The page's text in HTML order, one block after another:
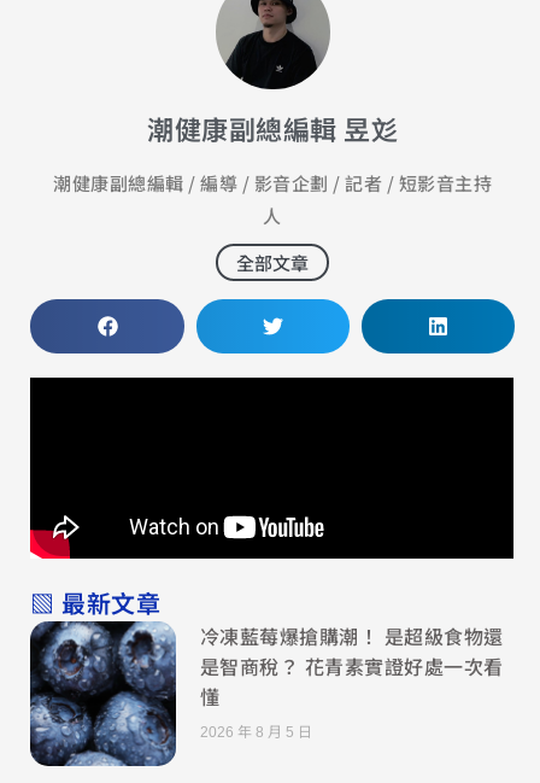
潮健康副總編輯 昱彣
潮健康副總編輯 / 編導 / 影音企劃 / 記者 / 短影音主持
人
全部文章
▧ 最新文章
冷凍藍莓爆搶購潮！ 是超級食物還
是智商稅？ 花青素實證好處一次看
懂
2026 年 8 月 5 日